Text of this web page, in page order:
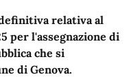
relativa al
per l'assegnazione di
che si
di Genova.